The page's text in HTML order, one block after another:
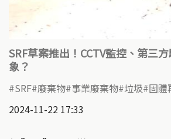
SRF草案推出！CCTV監控、第三
象？
SRF 廢棄物 事業廢棄物 垃圾 固體
2024-11-22 17:33